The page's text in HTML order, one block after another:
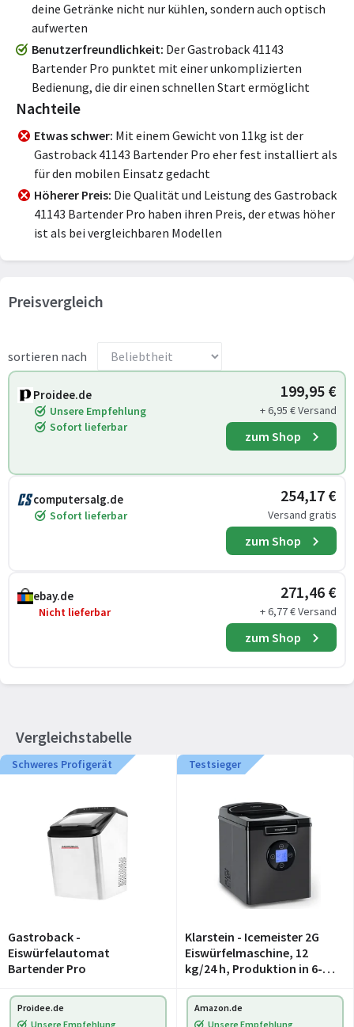
deine Getränke nicht nur kühlen, sondern auch optisch
aufwerten
Benutzerfreundlichkeit Der Gastroback 41143
Bartender Pro punktet mit einer unkomplizierten
Bedienung, die dir einen schnellen Start ermöglicht
Nachteile
Etwas schwer Mit einem Gewicht von 11kg ist der
Gastroback 41143 Bartender Pro eher fest installiert als
für den mobilen Einsatz gedacht
Höherer Preis Die Qualität und Leistung des Gastroback
41143 Bartender Pro haben ihren Preis, der etwas höher
ist als bei vergleichbaren Modellen
Preisvergleich
sortieren nach
Proidee.de
Unsere Empfehlung
Sofort lieferbar
199,95 €
+ 6,95 € Versand
zum Shop
computersalg.de
Sofort lieferbar
254,17 €
Versand gratis
zum Shop
ebay.de
Nicht lieferbar
271,46 €
+ 6,77 € Versand
zum Shop
Vergleichstabelle
Schweres Profigerät
Gastroback -
Eiswürfelautomat
Bartender Pro
Testsieger
Klarstein - Icemeister 2G
Eiswürfelmaschine, 12
kg/24 h, Produktion in 6-10
Eiswürfelgrößen, 1,8 l
Wassertank, LCD-Display,
Proidee.de
Unsere Empfehlung
Amazon.de
Unsere Empfehlung